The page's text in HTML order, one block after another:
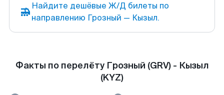
Найдите дешёвые Ж/Д билеты по
направлению Грозный — Кызыл.
Факты по перелёту Грозный (GRV) - Кызыл
(KYZ)